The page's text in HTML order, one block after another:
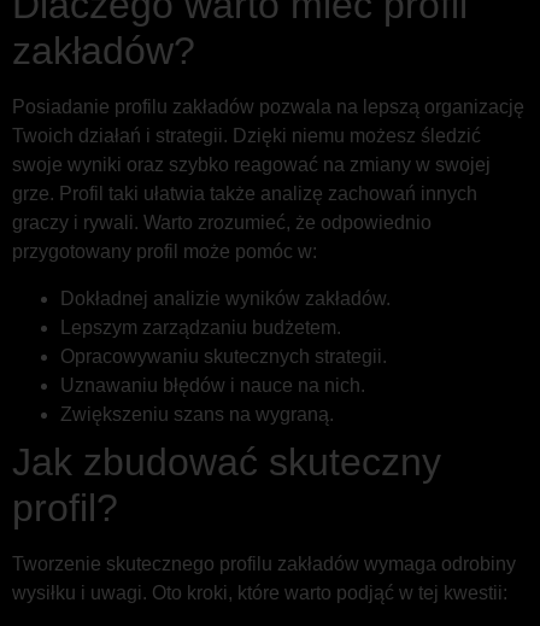
zakładów?
Posiadanie profilu zakładów pozwala na lepszą organizację
Twoich działań i strategii. Dzięki niemu możesz śledzić
swoje wyniki oraz szybko reagować na zmiany w swojej
grze. Profil taki ułatwia także analizę zachowań innych
graczy i rywali. Warto zrozumieć, że odpowiednio
przygotowany profil może pomóc w:
Dokładnej analizie wyników zakładów.
Lepszym zarządzaniu budżetem.
Opracowywaniu skutecznych strategii.
Uznawaniu błędów i nauce na nich.
Zwiększeniu szans na wygraną.
Jak zbudować skuteczny
profil?
Tworzenie skutecznego profilu zakładów wymaga odrobiny
wysiłku i uwagi. Oto kroki, które warto podjąć w tej kwestii: